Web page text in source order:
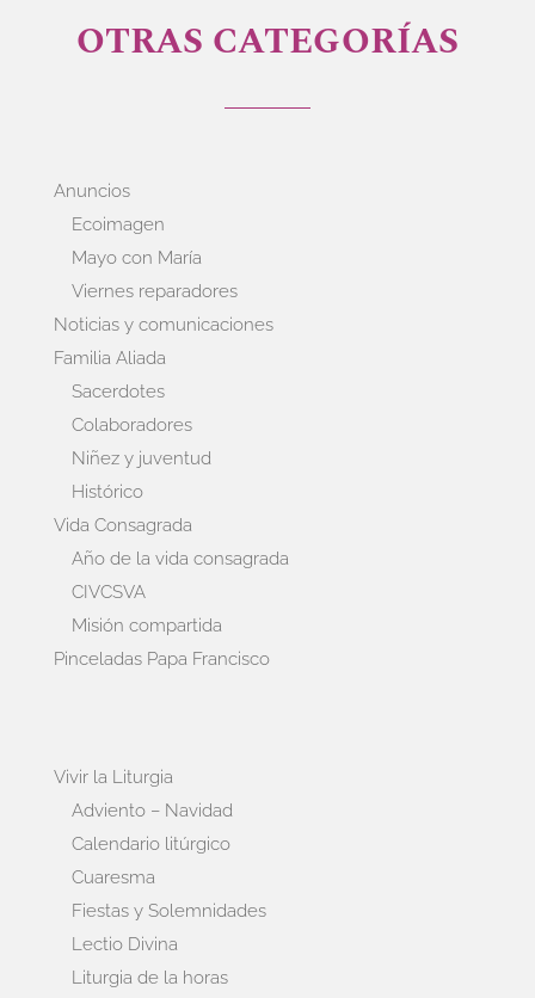
OTRAS CATEGORÍAS
Anuncios
Ecoimagen
Mayo con María
Viernes reparadores
Noticias y comunicaciones
Familia Aliada
Sacerdotes
Colaboradores
Niñez y juventud
Histórico
Vida Consagrada
Año de la vida consagrada
CIVCSVA
Misión compartida
Pinceladas Papa Francisco
Vivir la Liturgia
Adviento – Navidad
Calendario litúrgico
Cuaresma
Fiestas y Solemnidades
Lectio Divina
Liturgia de la horas